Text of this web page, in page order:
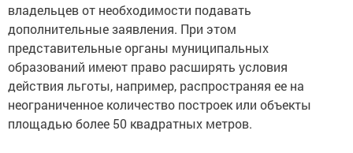
владельцев от необходимости подавать
дополнительные заявления. При этом
представительные органы муниципальных
образований имеют право расширять условия
действия льготы, например, распространяя ее на
неограниченное количество построек или объекты
площадью более 50 квадратных метров.